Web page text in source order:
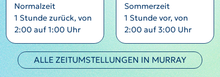
Normalzeit
1 Stunde zurück, von
2:00 auf 1:00 Uhr
Sommerzeit
1 Stunde vor, von
2:00 auf 3:00 Uhr
ALLE ZEITUMSTELLUNGEN IN MURRAY